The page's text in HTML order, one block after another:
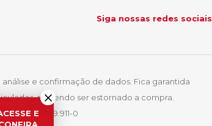
Siga nossas redes sociais
e confirmação de dados. Fica garantida
podendo ser estornado a compra.
| IE: 13.069.911-0
E